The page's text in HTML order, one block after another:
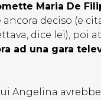
Maria De
deciso (e
dice lei), poi
ad una gara
Angelina